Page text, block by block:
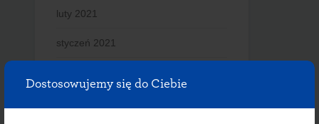
Dostosowujemy się do Ciebie
luty 2021
styczeń 2021